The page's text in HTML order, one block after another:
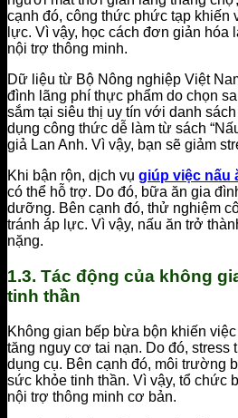
cạnh đó, công thức phức tạp khiến
lực. Vì vậy, học cách đơn giản hóa
nội trợ thông minh.
Dữ liệu từ Bộ Nông nghiệp Việt
đình lãng phí thực phẩm do chọn
sắm tại siêu thị uy tín với danh
dụng công thức dễ làm từ sách
giả Lan Anh. Vì vậy, bạn sẽ giảm
Khi bận rộn, dịch vụ giúp việc nấu
có thể hỗ trợ. Do đó, bữa ăn gia
dưỡng. Bên cạnh đó, thử nghiệm
tránh áp lực. Vì vậy, nấu ăn trở
nặng.
1.3. Tác động của không
tinh thần
Không gian bếp bừa bộn khiến
tăng nguy cơ tai nạn. Do đó, stress
dụng cụ. Bên cạnh đó, môi trường
sức khỏe tinh thần. Vì vậy, tổ chức
nội trợ thông minh cơ bản.